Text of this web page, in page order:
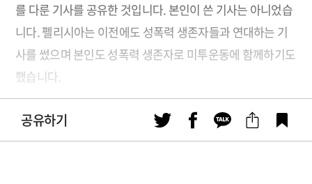
를 다룬 기사를 공유한 것입니다. 본인이 쓴 기사는 아니었습
니다. 펠리시아는 이전에도 성폭력 생존자들과 연대하는 기
사를 썼으며 본인도 성폭력 생존자로 미투운동에 함께하기도
했습니다.
공유하기